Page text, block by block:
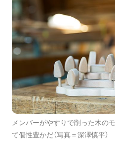
メンバーがやすりで削った木の
て個性豊かだ（写真＝深澤慎平）